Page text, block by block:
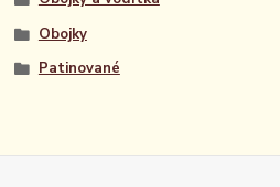
Obojky
Patinované